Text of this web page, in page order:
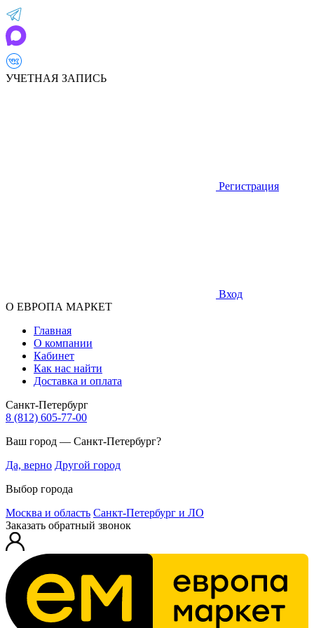
УЧЕТНАЯ ЗАПИСЬ
Регистрация
Вход
О ЕВРОПА МАРКЕТ
Главная
О компании
Кабинет
Как нас найти
Доставка и оплата
Санкт-Петербург
8 (812) 605-77-00
Ваш город — Санкт-Петербург?
Да, верно Другой город
Выбор города
Москва и область Санкт-Петербург и ЛО
Заказать обратный звонок